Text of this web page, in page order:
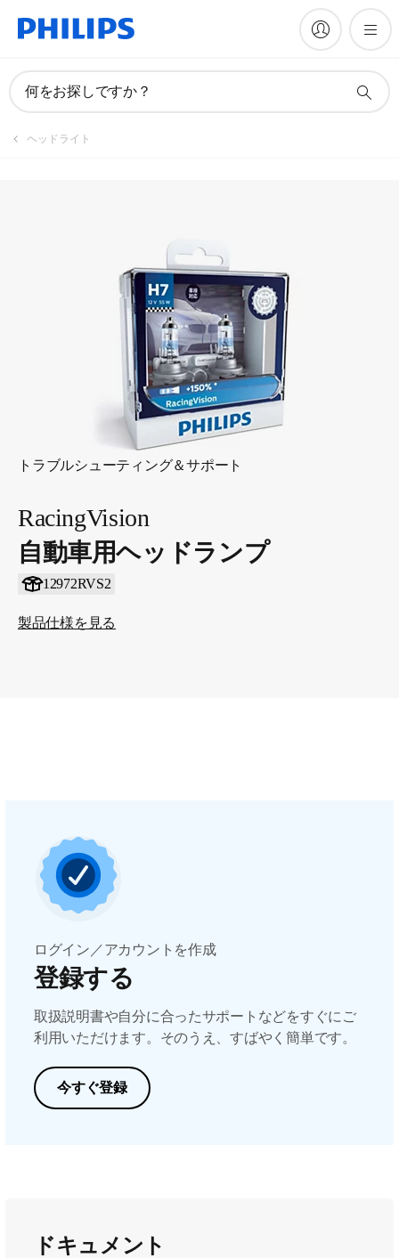
何をお探しですか？
ヘッドライト
トラブルシューティング＆サポート
RacingVision
自動車用ヘッドランプ
12972RVS2
製品仕様を見る
製品を登録
ログイン／アカウントを作成
登録する
取扱説明書や自分に合ったサポートなどをすぐにご
利用いただけます。そのうえ、すばやく簡単です。
今すぐ登録
ドキュメント